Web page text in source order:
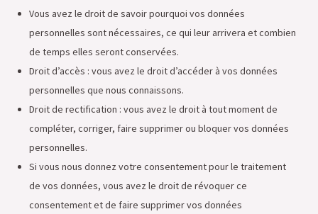
Vous avez le droit de savoir pourquoi vos données
personnelles sont nécessaires, ce qui leur arrivera et combien
de temps elles seront conservées.
Droit d’accès : vous avez le droit d’accéder à vos données
personnelles que nous connaissons.
Droit de rectification : vous avez le droit à tout moment de
compléter, corriger, faire supprimer ou bloquer vos données
personnelles.
Si vous nous donnez votre consentement pour le traitement
de vos données, vous avez le droit de révoquer ce
consentement et de faire supprimer vos données